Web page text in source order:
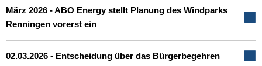
März 2026 - ABO Energy stellt Planung des Windparks
Renningen vorerst ein
02.03.2026 - Entscheidung über das Bürgerbegehren